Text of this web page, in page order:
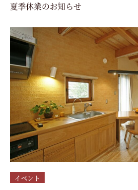
夏季休業のお知らせ
イベント